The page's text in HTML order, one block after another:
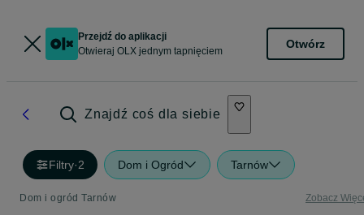
Przejdź do aplikacji
Otwieraj OLX jednym tapnięciem
Otwórz
Znajdź coś dla siebie
Filtry·2 Dom i Ogród Tarnów
Dom i ogród Tarnów Zobacz